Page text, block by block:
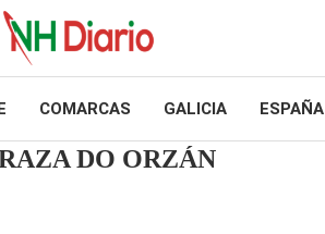
COMARCAS GALICIA ESPAÑA
DO ORZÁN